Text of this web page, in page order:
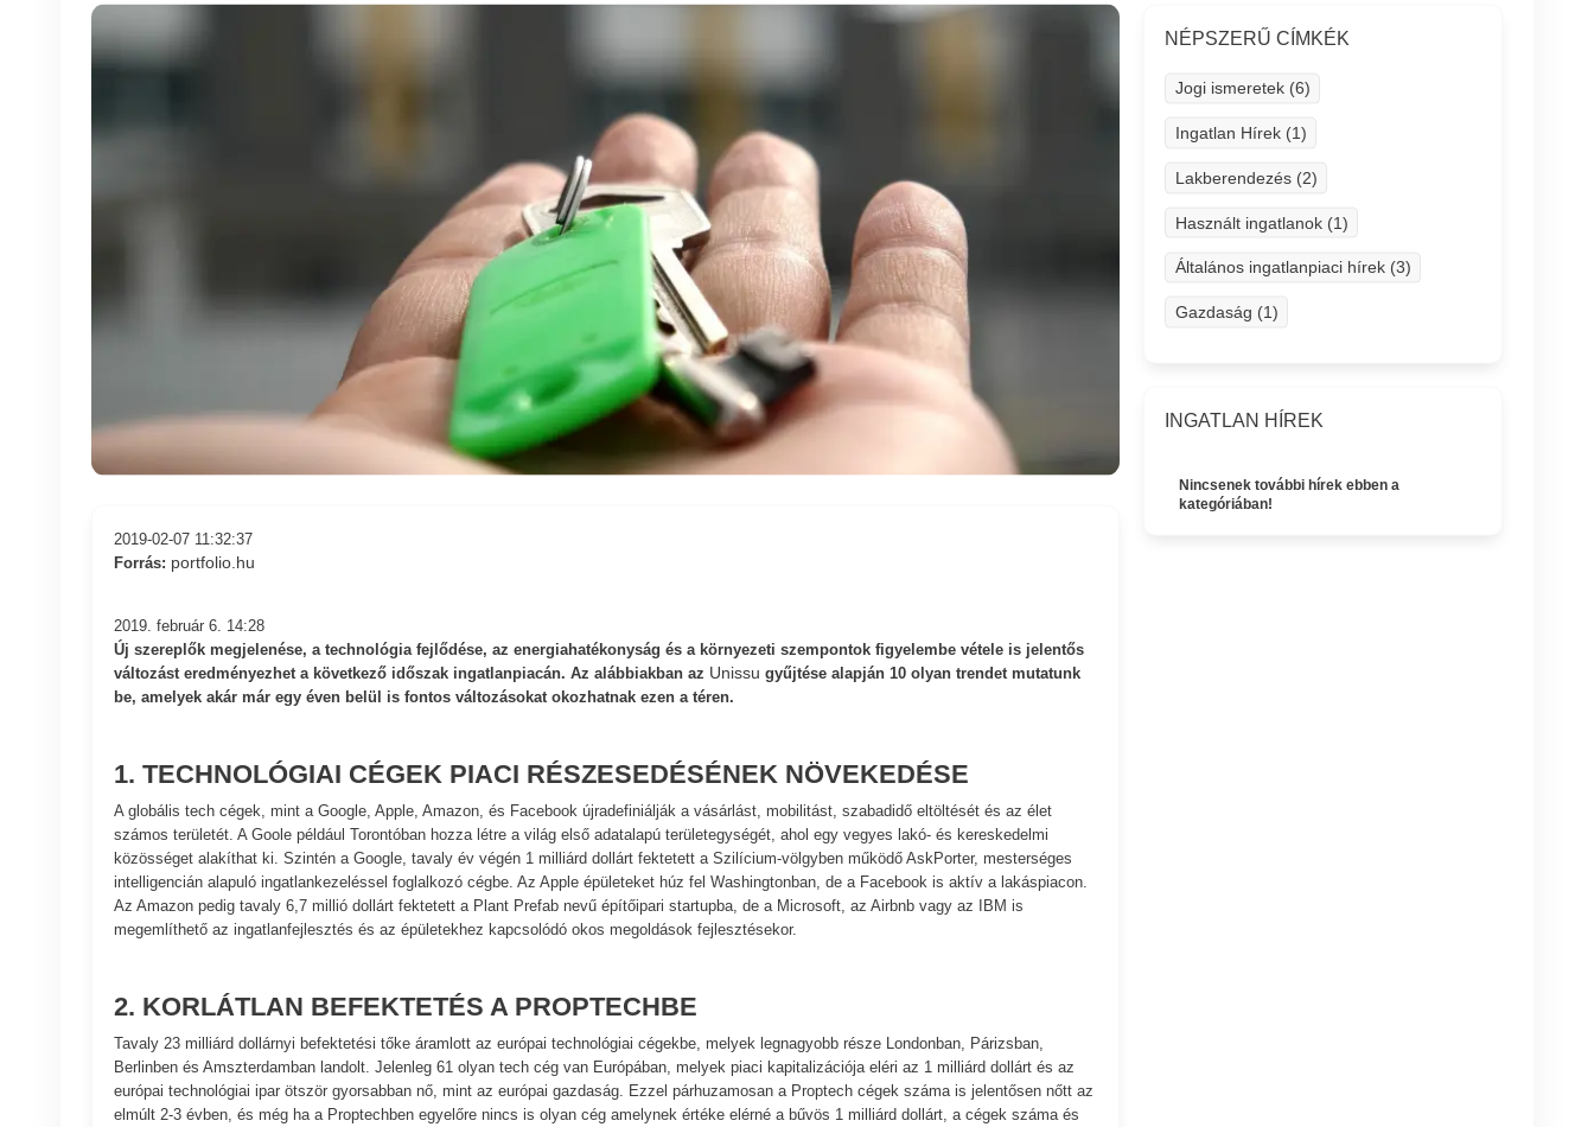
2019-02-07 11:32:37
Forrás: portfolio.hu
2019. február 6. 14:28
Új szereplők megjelenése, a technológia fejlődése, az energiahatékonyság és a környezeti szempontok figyelembe vétele is jelentős
változást eredményezhet a következő időszak ingatlanpiacán. Az alábbiakban az Unissu gyűjtése alapján 10 olyan trendet mutatunk
be, amelyek akár már egy éven belül is fontos változásokat okozhatnak ezen a téren.
1. TECHNOLÓGIAI CÉGEK PIACI RÉSZESEDÉSÉNEK NÖVEKEDÉSE
A globális tech cégek, mint a Google, Apple, Amazon, és Facebook újradefiniálják a vásárlást, mobilitást, szabadidő eltöltését és az élet
számos területét. A Goole például Torontóban hozza létre a világ első adatalapú területegységét, ahol egy vegyes lakó- és kereskedelmi
közösséget alakíthat ki. Szintén a Google, tavaly év végén 1 milliárd dollárt fektetett a Szilícium-völgyben működő AskPorter, mesterséges
intelligencián alapuló ingatlankezeléssel foglalkozó cégbe. Az Apple épületeket húz fel Washingtonban, de a Facebook is aktív a lakáspiacon.
Az Amazon pedig tavaly 6,7 millió dollárt fektetett a Plant Prefab nevű építőipari startupba, de a Microsoft, az Airbnb vagy az IBM is
megemlíthető az ingatlanfejlesztés és az épületekhez kapcsolódó okos megoldások fejlesztésekor.
2. KORLÁTLAN BEFEKTETÉS A PROPTECHBE
Tavaly 23 milliárd dollárnyi befektetési tőke áramlott az európai technológiai cégekbe, melyek legnagyobb része Londonban, Párizsban,
Berlinben és Amszterdamban landolt. Jelenleg 61 olyan tech cég van Európában, melyek piaci kapitalizációja eléri az 1 milliárd dollárt és az
európai technológiai ipar ötször gyorsabban nő, mint az európai gazdaság. Ezzel párhuzamosan a Proptech cégek száma is jelentősen nőtt az
elmúlt 2-3 évben, és még ha a Proptechben egyelőre nincs is olyan cég amelynek értéke elérné a bűvös 1 milliárd dollárt, a cégek száma és
NÉPSZERŰ CÍMKÉK
Jogi ismeretek (6)
Ingatlan Hírek (1)
Lakberendezés (2)
Használt ingatlanok (1)
Általános ingatlanpiaci hírek (3)
Gazdaság (1)
INGATLAN HÍREK
Nincsenek további hírek ebben a
kategóriában!